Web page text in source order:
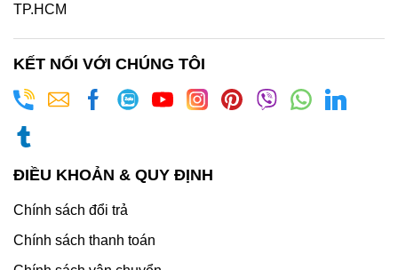
TP.HCM
KẾT NỐI VỚI CHÚNG TÔI
ĐIỀU KHOẢN & QUY ĐỊNH
Chính sách đổi trả
Chính sách thanh toán